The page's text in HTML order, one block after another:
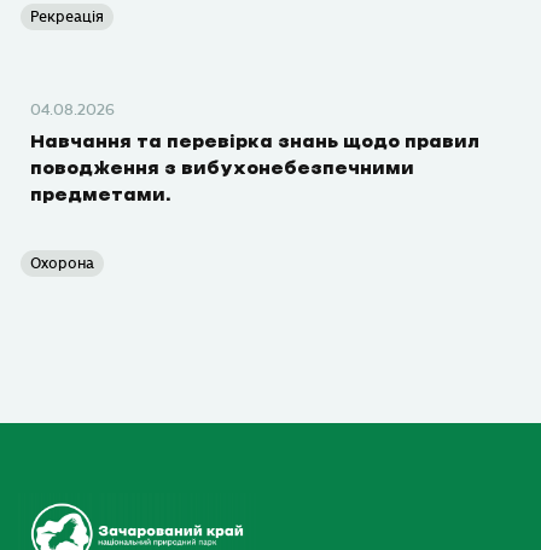
Рекреація
04.08.2026
Навчання та перевірка знань щодо правил
поводження з вибухонебезпечними
предметами.
Охорона